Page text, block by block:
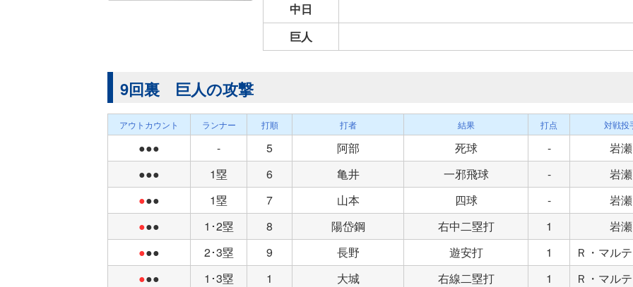
中日
巨人
9回裏 巨人の攻撃
アウトカウント ランナー 打順 打者 結果 打点 対戦投
●●● - 5 阿部 死球 -
岩瀬
●●●
1塁 6 亀井 一邪飛球 -
岩瀬
●●● 1塁 7 山本 四球 -
岩瀬
●●● 1･2塁 8 陽岱鋼 右中二塁打 1
岩瀬
●●● 2･3塁 9 長野 遊安打 1
Ｒ・マル
●●● 1･3塁 1 大城 右線二塁打 1
Ｒ・マル